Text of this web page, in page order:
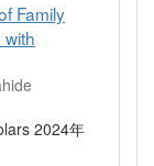
Family
2024年